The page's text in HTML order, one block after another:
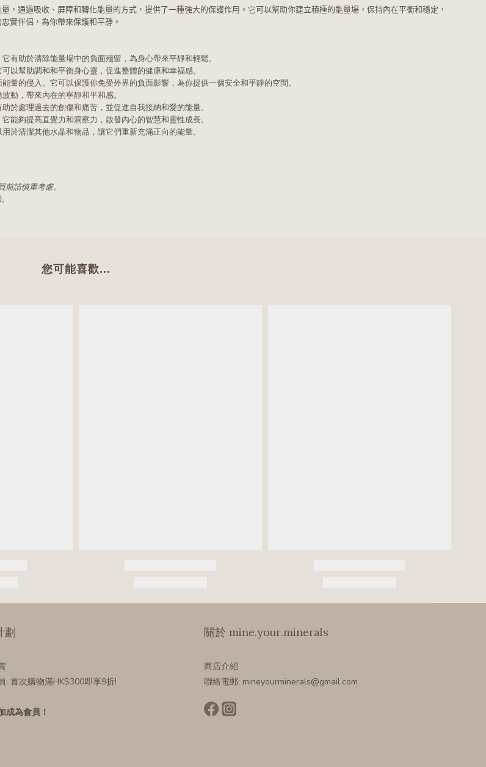
通過吸收、屏障和轉化能量的方式，提供了一種強大的保護作用。它可以幫助你建立積極的能量場，保持內在平衡和穩定，
實伴侶，為你帶來保護和平靜。
有助於清除能量場中的負面殘留，為身心帶來平靜和輕鬆。
以幫助調和和平衡身心靈，促進整體的健康和幸福感。
的侵入。它可以保護你免受外界的負面影響，為你提供一個安全和平靜的空間。
動，帶來內在的寧靜和平和感。
於處理過去的創傷和痛苦，並促進自我接納和愛的能量。
能夠提高直覺力和洞察力，啟發內心的智慧和靈性成長。
於清潔其他水晶和物品，讓它們重新充滿正向的能量。
請慎重考慮。
您可能喜歡...
劃
: 首次購物滿HK$300即享9折!
成為會員！
關於 mine.your.minerals
商店介紹
聯絡電郵: mineyourminerals@gmail.com